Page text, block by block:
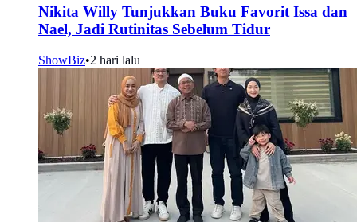
Nikita Willy Tunjukkan Buku Favorit Issa dan
Nael, Jadi Rutinitas Sebelum Tidur
ShowBiz•2 hari lalu